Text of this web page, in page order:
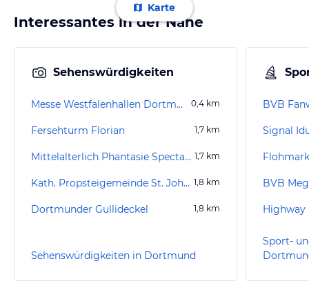
Karte
Interessantes in der Nähe
Sehenswürdigkeiten
Messe Westfalenhallen Dortmund 0,4 km
Fersehturm Florian 1,7 km
Mittelalterlich Phantasie Spectaculum 1,7 km
Kath. Propsteigemeinde St. Johannes Baptist 1,8 km
Dortmunder Gullideckel 1,8 km
Sehenswürdigkeiten in Dortmund
BVB
BVB
Highway
Sport-